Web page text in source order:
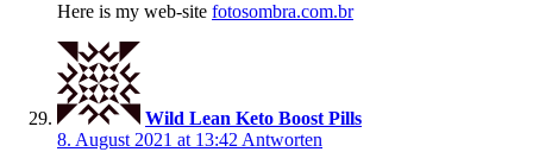
Here is my web-site fotosombra.com.br
Wild Lean Keto Boost Pills
8. August 2021 at 13:42 Antworten